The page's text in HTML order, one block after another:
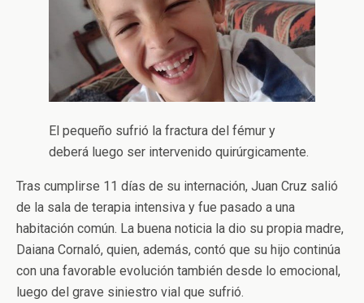
El pequeño sufrió la fractura del fémur y
deberá luego ser intervenido quirúrgicamente.
Tras cumplirse 11 días de su internación, Juan Cruz salió
de la sala de terapia intensiva y fue pasado a una
habitación común. La buena noticia la dio su propia madre,
Daiana Cornaló, quien, además, contó que su hijo continúa
con una favorable evolución también desde lo emocional,
luego del grave siniestro vial que sufrió.